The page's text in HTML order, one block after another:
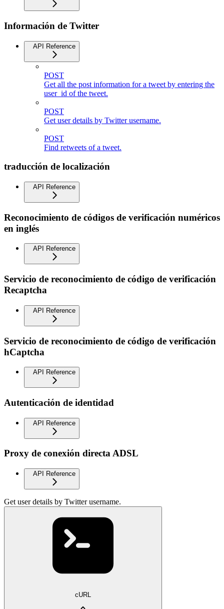
Información de Twitter
API Reference
POST
Get all the post information for a tweet by entering the
user_id of the tweet.
POST
Get user details by Twitter username.
POST
Find retweets of a tweet.
traducción de localización
API Reference
Reconocimiento de códigos de verificación numéricos
en inglés
API Reference
Servicio de reconocimiento de código de verificación
Recaptcha
API Reference
Servicio de reconocimiento de código de verificación
hCaptcha
API Reference
Autenticación de identidad
API Reference
Proxy de conexión directa ADSL
API Reference
Get user details by Twitter username.
cURL